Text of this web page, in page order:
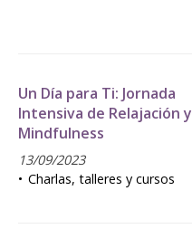
Un Día para Ti: Jornada
Intensiva de Relajación y
Mindfulness
13/09/2023
Charlas, talleres y cursos